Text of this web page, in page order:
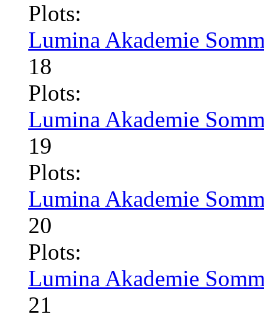
Plots:
Lumina Akademie
18
Plots:
Lumina Akademie
19
Plots:
Lumina Akademie
20
Plots:
Lumina Akademie
21